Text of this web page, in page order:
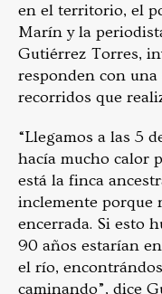
en el territorio, el
Marín y la
Gutiérrez Torres,
responden con
recorridos que
“Llegamos a las 5
hacía mucho calor
está la finca
inclemente porque
encerrada. Si esto
90 años estarían
el río,
caminando”, dice